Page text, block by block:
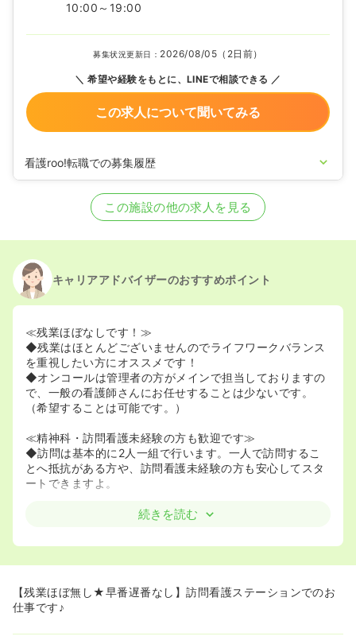
10:00～19:00
募集状況更新日： 2026/08/05（2日前）
希望や経験をもとに、LINEで相談できる
この求人について聞いてみる
看護roo!転職での募集履歴
正看護師の募集を休止
正看護師の募集を開始
2023/07/12正看護師の募集を開始
2022/08/09
この施設の他の求人を見る
キャリアアドバイザーのおすすめポイント
≪残業ほぼなしです！≫
◆残業はほとんどございませんのでライフワークバランス
を重視したい方にオススメです！
◆オンコールは管理者の方がメインで担当しておりますの
で、一般の看護師さんにお任せすることは少ないです。
（希望することは可能です。）
≪精神科・訪問看護未経験の方も歓迎です≫
◆訪問は基本的に2人一組で行います。一人で訪問するこ
とへ抵抗がある方や、訪問看護未経験の方も安心してスタ
ートできますよ。
続きを読む
【残業ほぼ無し★早番遅番なし】訪問看護ステーションでのお
仕事です♪